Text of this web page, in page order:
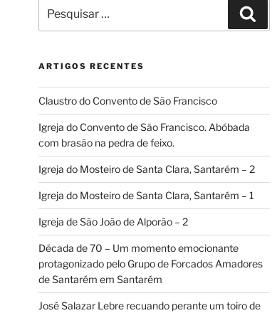
por:
ARTIGOS RECENTES
Claustro do Convento de São Francisco
Igreja do Convento de São Francisco. Abóbada
com brasão na pedra de feixo.
Igreja do Mosteiro de Santa Clara, Santarém – 2
Igreja do Mosteiro de Santa Clara, Santarém – 1
Igreja de São João de Alporão – 2
Década de 70 – Um momento emocionante
protagonizado pelo Grupo de Forcados Amadores
de Santarém em Santarém
José Salazar Lebre recuando perante um toiro de